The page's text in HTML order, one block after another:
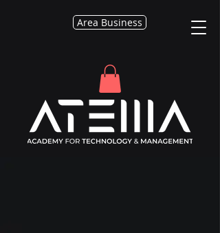
Area Business